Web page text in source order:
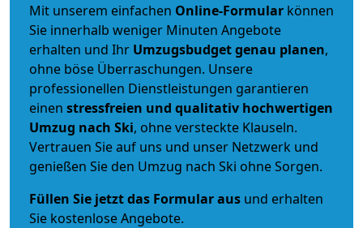
Mit unserem einfachen Online-Formular können
Sie innerhalb weniger Minuten Angebote
erhalten und Ihr Umzugsbudgetgenau planen,
ohne böse Überraschungen. Unsere
professionellen Dienstleistungen garantieren
einen stressfreien und qualitativ hochwertigen
Umzug nach Ski, ohne versteckte Klauseln.
Vertrauen Sie auf uns und unser Netzwerk und
genießen Sie den Umzug nach Ski ohne Sorgen.
Füllen Sie jetzt das Formular aus und erhalten
Sie kostenlose Angebote.